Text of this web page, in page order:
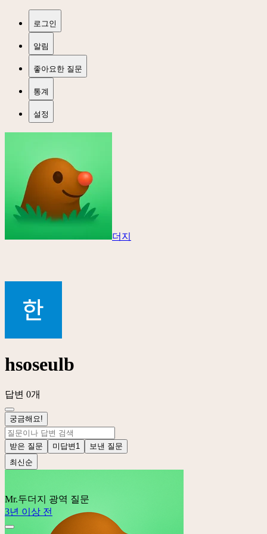
로그인
알림
좋아요한 질문
통계
설정
더지
hsoseulb
답변 0개
궁금해요!
받은 질문 미답변 1
보낸 질문
최신순
Mr.두더지
광역 질문
3년 이상 전